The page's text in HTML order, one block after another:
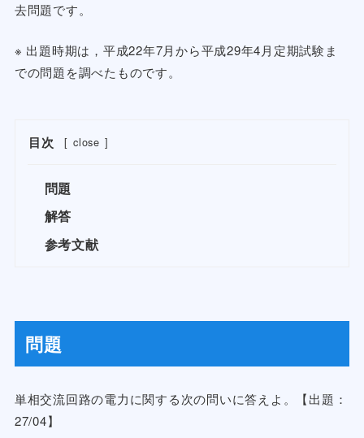
去問題です。
※ 出題時期は，平成22年7月から平成29年4月定期試験ま
での問題を調べたものです。
目次 [ close ]
問題
解答
参考文献
問題
単相交流回路の電力に関する次の問いに答えよ。【出題：
27/04】